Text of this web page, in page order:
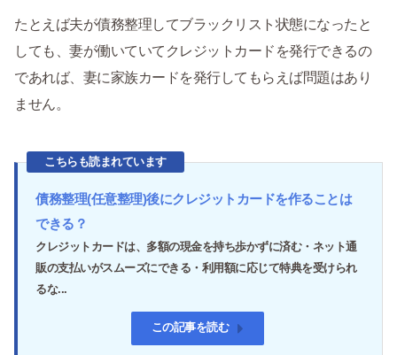
たとえば夫が債務整理してブラックリスト状態になったと
しても、妻が働いていてクレジットカードを発行できるの
であれば、妻に家族カードを発行してもらえば問題はあり
ません。
こちらも読まれています
債務整理(任意整理)後にクレジットカードを作ることは
できる？
クレジットカードは、多額の現金を持ち歩かずに済む・ネット通
販の支払いがスムーズにできる・利用額に応じて特典を受けられ
るな...
この記事を読む